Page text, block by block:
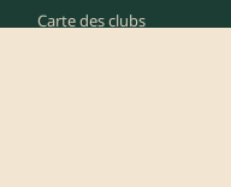
Carte des clubs